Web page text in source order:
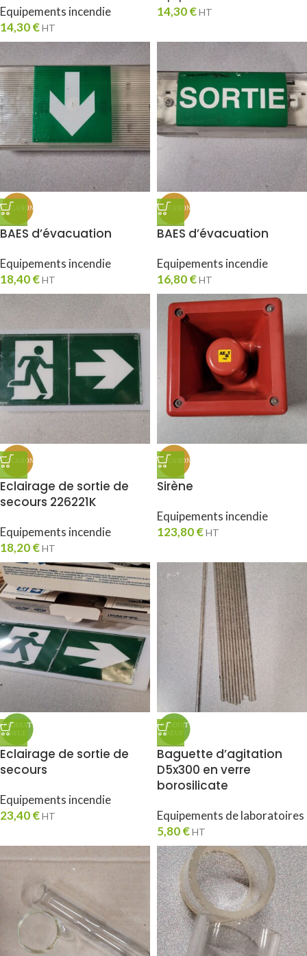
Equipements incendie
14,30€HT
14,30€HT
BAES d’évacuation
Equipements incendie
18,40€HT
BAES d’évacuation
Equipements incendie
16,80€HT
Eclairage de sortie de
secours 226221K
Equipements incendie
18,20€HT
Sirène
Equipements incendie
123,80€HT
Eclairage de sortie de
secours
Equipements incendie
23,40€HT
Baguette d’agitation
D5x300 en verre
borosilicate
Equipements de laboratoires
5,80€HT